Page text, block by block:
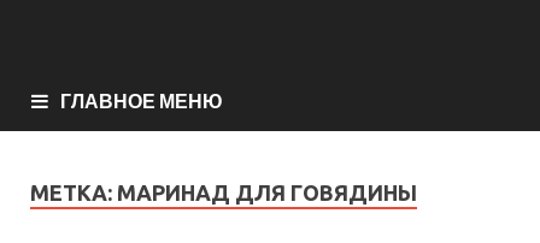
ГЛАВНОЕ МЕНЮ
МЕТКА: МАРИНАД ДЛЯ ГОВЯДИНЫ